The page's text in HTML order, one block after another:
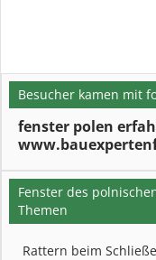
Besucher kamen mit
fenster polen
Fenster des
Themen
Rattern beim